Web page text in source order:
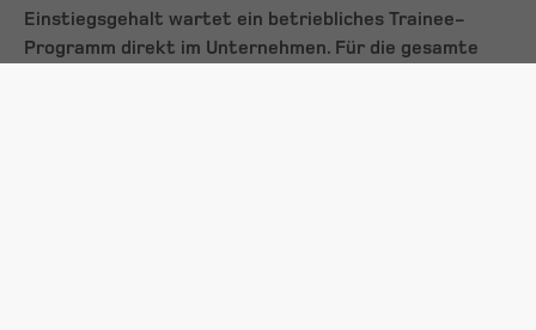
Einstiegsgehalt wartet ein betriebliches Trainee-
Programm direkt im Unternehmen. Für die gesamte